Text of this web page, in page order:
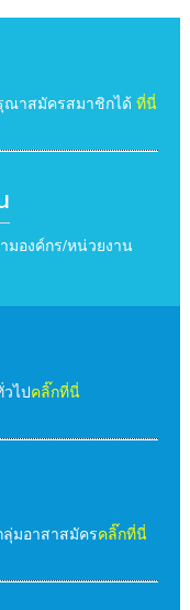
ณาสมัครสมาชิกได้ ที่นี่
มองค์กร/หน่วยงาน
ไปคลิ๊กที่นี่
มอาสาสมัครคลิ๊กที่นี่